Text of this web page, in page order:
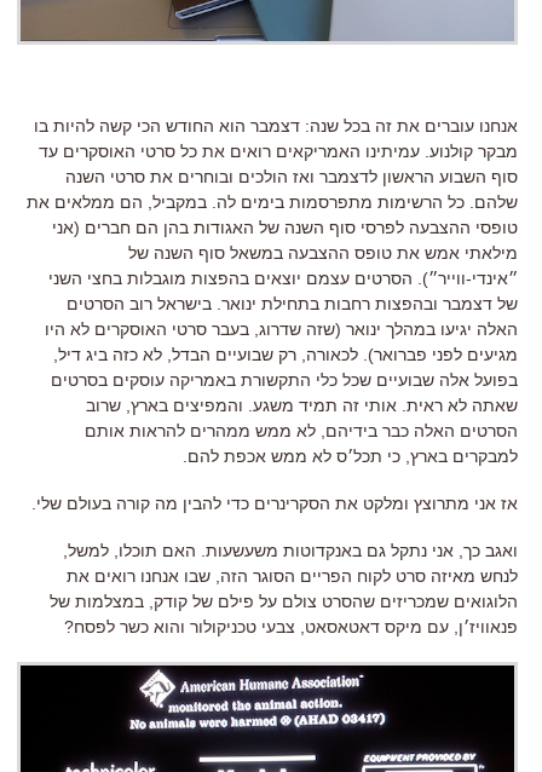
אנחנו עוברים את זה בכל שנה: דצמבר הוא החודש הכי קשה להיות בו
מבקר קולנוע. עמיתינו האמריקאים רואים את כל סרטי האוסקרים עד
סוף השבוע הראשון לדצמבר ואז הולכים ובוחרים את סרטי השנה
שלהם. כל הרשימות מתפרסמות בימים לה. במקביל, הם ממלאים את
טופסי ההצבעה לפרסי סוף השנה של האגודות בהן הם חברים (אני
מילאתי אמש את טופס ההצבעה במשאל סוף השנה של
״אינדי-ווייר״). הסרטים עצמם יוצאים בהפצות מוגבלות בחצי השני
של דצמבר ובהפצות רחבות בתחילת ינואר. בישראל רוב הסרטים
האלה יגיעו במהלך ינואר (שזה שדרוג, בעבר סרטי האוסקרים לא היו
מגיעים לפני פברואר). לכאורה, רק שבועיים הבדל, לא כזה ביג דיל,
בפועל אלה שבועיים שכל כלי התקשורת באמריקה עוסקים בסרטים
שאתה לא ראית. אותי זה תמיד משגע. והמפיצים בארץ, שרוב
הסרטים האלה כבר בידיהם, לא ממש ממהרים להראות אותם
למבקרים בארץ, כי תכל׳ס לא ממש אכפת להם.
אז אני מתרוצץ ומלקט את הסקרינרים כדי להבין מה קורה בעולם שלי.
ואגב כך, אני נתקל גם באנקדוטות משעשעות. האם תוכלו, למשל,
לנחש מאיזה סרט לקוח הפריים הסוגר הזה, שבו אנחנו רואים את
הלוגואים שמכריזים שהסרט צולם על פילם של קודק, במצלמות של
פנאוויז׳ן, עם מיקס דאטאסאט, צבעי טכניקולור והוא כשר לפסח?